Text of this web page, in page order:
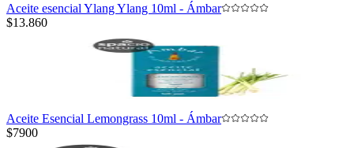
Aceite esencial Ylang Ylang 10ml - Ámbar
$13.860
Aceite Esencial Lemongrass 10ml - Ámbar
$7900